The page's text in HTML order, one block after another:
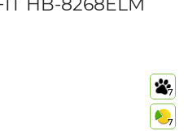
HB-8268ELM
7
7